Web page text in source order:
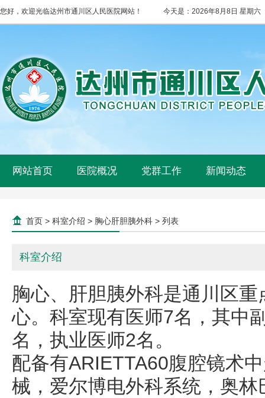
您好，欢迎光临达州市通川区人民医院网站！ 今天是： 2026年8月8日 星期六
网站首页 医院概况 党群工作 新闻动态
首页 > 科室介绍 > 胸心肝胆胰外科 > 列表
科室介绍
胸心、肝胆胰外科是通川区
心。科室现有医师7名，其中
名，执业医师2名。
配备有ARIETTA60腹腔镜术
械，爱尔博电外科系统，奥